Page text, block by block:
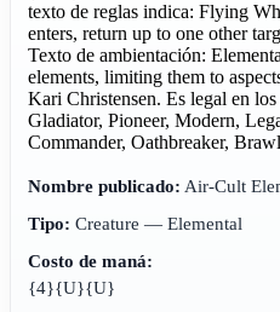
texto de reglas indica: Flying
enters, return up to one other
Texto de ambientación:
elements, limiting them to
Kari Christensen. Es legal en
Gladiator, Pioneer, Modern,
Commander, Oathbreaker,
Nombre publicado: Air-Cult
Tipo: Creature — Elemental
Costo de maná:
{4}{U}{U}